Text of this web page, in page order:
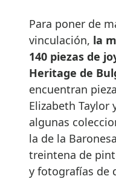
Para poner de
vinculación, la
140 piezas de
Heritage de
encuentran
Elizabeth Taylor
algunas
la de la
treintena de
y fotografías de